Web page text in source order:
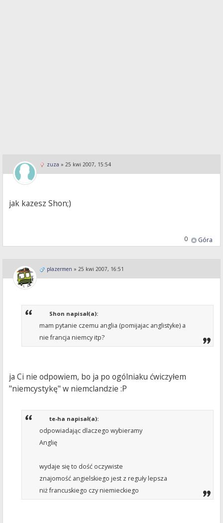
zuza » 25 kwi 2007, 15:54
jak kazesz Shon;)
Góra
0
plazermen » 25 kwi 2007, 16:51
Shon napisał(a):
mam pytanie czemu anglia (pomijajac anglistyke) a
nie francja niemcy itp?
ja Ci nie odpowiem, bo ja po ogólniaku ćwiczyłem
"niemcystykę" w niemclandzie :P
te-ha napisał(a):
odpowiadając dlaczego wybieramy
Anglię
wydaje się to dość oczywiste
znajomość angielskiego jest z reguły lepsza
niż francuskiego czy niemieckiego